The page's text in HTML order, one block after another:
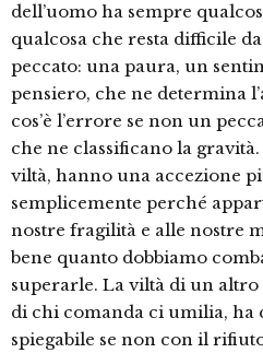
dell’uomo ha sempre
qualcosa che resta difficile
peccato: una paura, un
pensiero, che ne determina
cos’è l’errore se non un
che ne classificano la gravità.
viltà, hanno una accezione
semplicemente perché
nostre fragilità e alle nostre
bene quanto dobbiamo
superarle. La viltà di un
di chi comanda ci umilia, ha
spiegabile se non con il